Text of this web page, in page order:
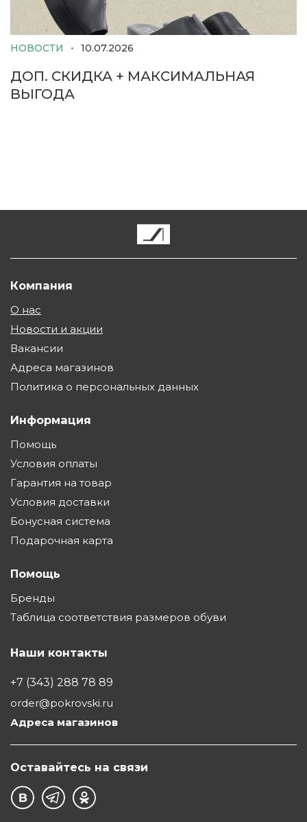
НОВОСТИ 10.07.2026
ДОП. СКИДКА + МАКСИМАЛЬНАЯ
ВЫГОДА
Компания
О нас
Новости и акции
Вакансии
Адреса магазинов
Политика о персональных данных
Информация
Помощь
Условия оплаты
Гарантия на товар
Условия доставки
Бонусная система
Подарочная карта
Помощь
Бренды
Таблица соответствия размеров обуви
Наши контакты
+7 (343) 288 78 89
order@pokrovski.ru
Адреса магазинов
Оставайтесь на связи